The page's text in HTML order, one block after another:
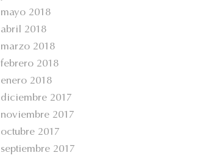
mayo 2018
abril 2018
marzo 2018
febrero 2018
enero 2018
diciembre 2017
noviembre 2017
octubre 2017
septiembre 2017